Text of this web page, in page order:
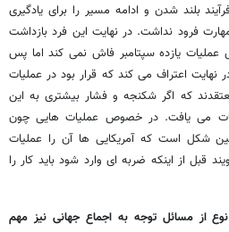
بلند شدن و ادامه مسیر را برای یادگیری
فرود نداشت. در نهایت این فرد بازداشت
یازده سپتامبر فاش نمی کند اما پس
این فرد در نهایت اعتراف می کند که قرار بود در عملیات
که اگر شکنجه و فشار بیشتری به این
می یافت. در خصوص عملیات هایی چون
شکل است که آمریکایی ها آن را عملیات
قبل از اینکه ضربه ای وارد شود باید کار را
نوع از مسائل توجه به اجماع جهانی نیز مهم